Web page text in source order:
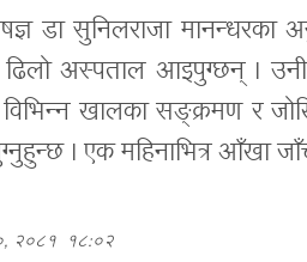
डा सुनिलराजा मानन्धरका
अस्पताल आइपुग्छन् ।
खालका सङ्क्रमण र
। एक महिनाभित्र आँखा
२०८१ १८:०२